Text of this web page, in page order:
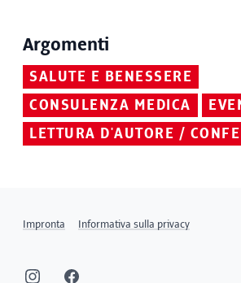
Argomenti
SALUTE E BENESSERE
CONSULENZA MEDICA
LETTURA D'AUTORE /
Impronta Informativa sulla privacy